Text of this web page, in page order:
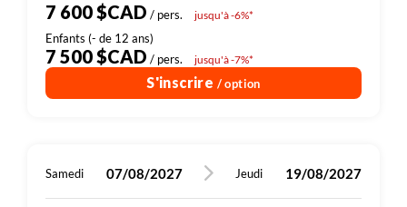
7 600 $CAD / pers. jusqu'à -6%*
7 500 $CAD / pers. jusqu'à -7%*
S'inscrire / option
Samedi 07/08/2027 Jeudi 19/08/2027